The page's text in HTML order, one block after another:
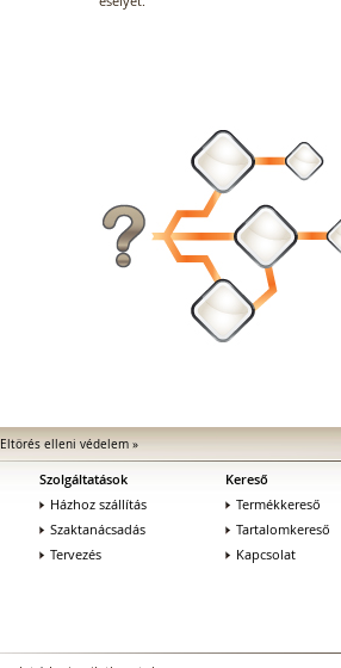
Eltörés elleni védelem»
Szolgáltatások
Házhoz szállítás
Szaktanácsadás
Tervezés
Kereső
Termékkereső
Tartalomkereső
Kapcsolat